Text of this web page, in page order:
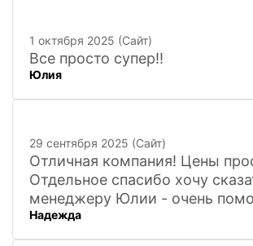
1 октября 2025 (Сайт)
Все просто супер!!
Юлия
29 сентября 2025 (Сайт)
Отличная компания! Цены
Отдельное спасибо хочу
менеджеру Юлии - очень
покупкой и доставкой
фигурок! Буду ждать новинок
Надежда